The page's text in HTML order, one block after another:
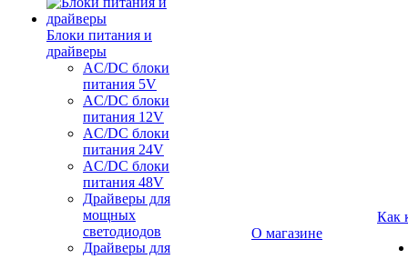
Блоки питания и
драйверы
AC/DC блоки
питания 5V
AC/DC блоки
питания 12V
AC/DC блоки
питания 24V
AC/DC блоки
питания 48V
Драйверы для
мощных
светодиодов
Драйверы для
О магазине
Как